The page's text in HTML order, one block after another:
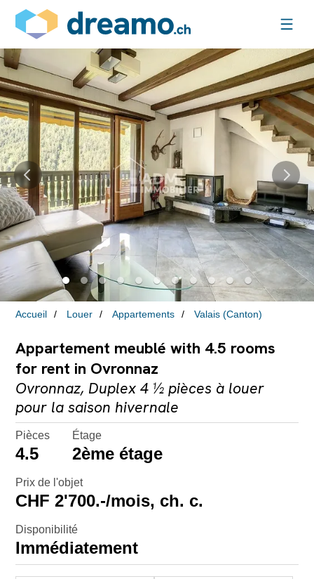
Accueil Louer Appartements Valais (Canton)
Appartement meublé with 4.5 rooms
for rent in Ovronnaz
Ovronnaz, Duplex 4 ½ pièces à louer
pour la saison hivernale
Pièces
4.5
Étage
2ème étage
Prix de l'objet
CHF 2'700.-/mois, ch. c.
Disponibilité
Immédiatement